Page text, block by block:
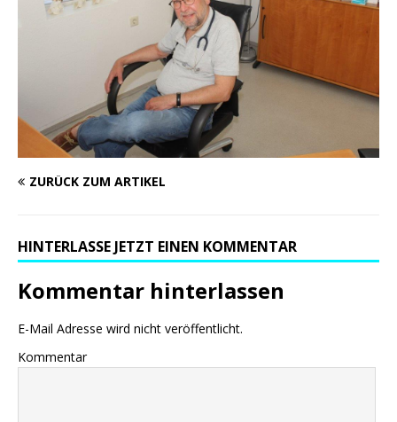
ZURÜCK ZUM ARTIKEL
HINTERLASSE JETZT EINEN KOMMENTAR
Kommentar hinterlassen
E-Mail Adresse wird nicht veröffentlicht.
Kommentar